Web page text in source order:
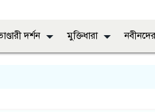
দর্শন মুক্তিধারা